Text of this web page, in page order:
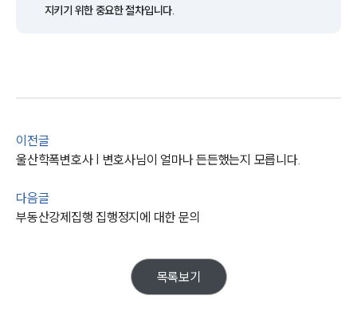
통합검색
법률정보
법률지식인
헌법·행정·규제·개혁그룹 업무
전체
지키기 위한 중요한 절차입니다.
이전글
울산학폭변호사 | 변호사님이 얼마나 든든했는지 모릅니다.
다음글
부동산강제집행 집행정지에 대한 문의
목록보기